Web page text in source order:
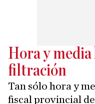
Hora y
filtración
Tan sólo hora y
fiscal provincial